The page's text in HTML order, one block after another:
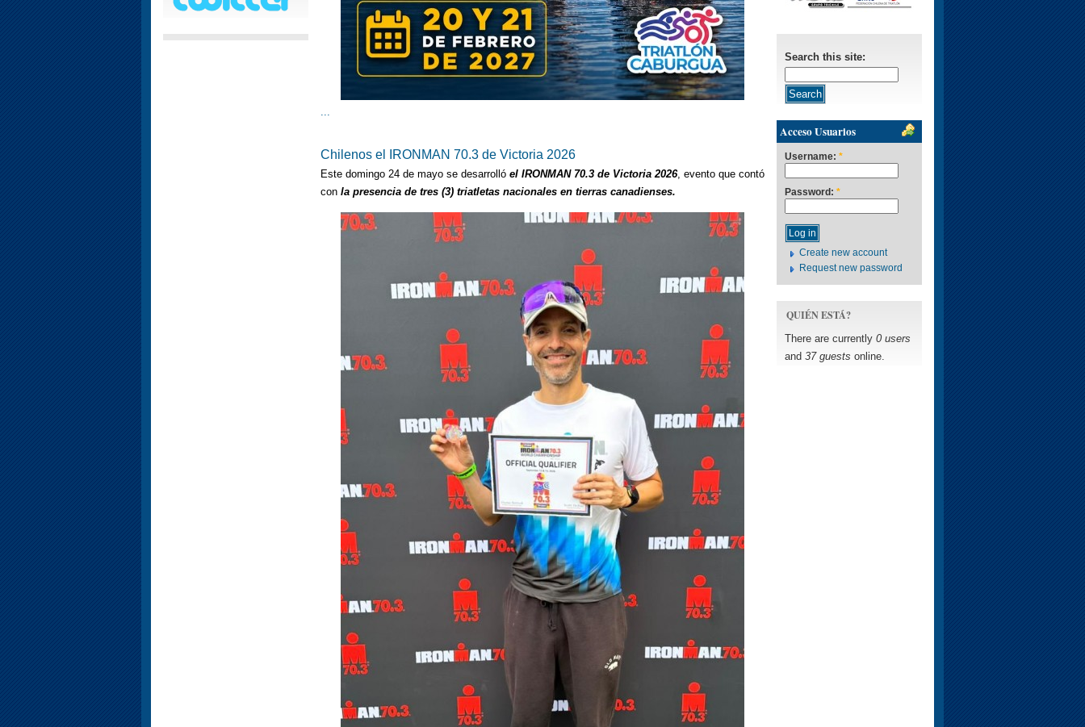
...
Chilenos el IRONMAN 70.3 de Victoria 2026
Este domingo 24 de mayo se desarrolló el IRONMAN 70.3 de Victoria 2026, evento que contó
con la presencia de tres (3) triatletas nacionales en tierras canadienses.
Search this site:
Acceso Usuarios
Username: *
Password: *
Create new account
Request new password
QUIÉN ESTÁ?
There are currently 0 users
and 37 guests online.